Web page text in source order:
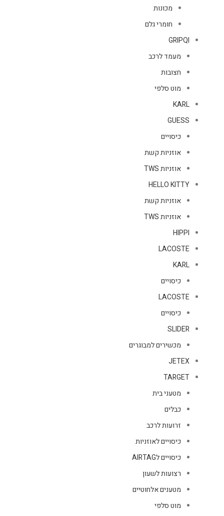
מכונות
חומרי גלם
GRIPQI
מעמד לרכב
חצובות
מוט סלפי
KARL
GUESS
כיסויים
אוזניות קשת
אוזניות TWS
HELLO KITTY
אוזניות קשת
אוזניות TWS
HIPPI
LACOSTE
KARL
כיסויים
LACOSTE
כיסויים
SLIDER
מכשירים למבוגרים
JETEX
TARGET
מטעני בית
כבלים
זרועות לרכב
כיסויים לאוזניות
כיסויים לAIRTAG
רצועות לשעון
מטענים אלחוטיים
מוט סלפי